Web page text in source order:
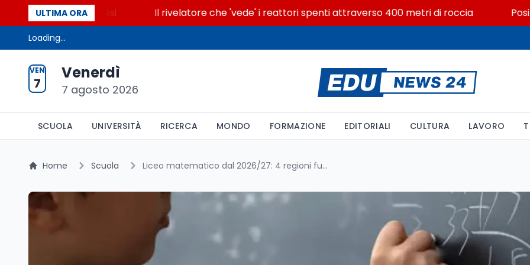
ULTIMA ORA
la glicolisi Il rivelatore che 'vede' i reattori spenti attraverso 400 metri di roccia
Loading...
VEN
7
Venerdì
7 agosto 2026
SCUOLA UNIVERSITÀ RICERCA MONDO FORMAZIONE EDITORIALI CULTURA LAVORO
Home Scuola Liceo matematico dal 2026/27: 4 regioni fuori e il classico ai margini